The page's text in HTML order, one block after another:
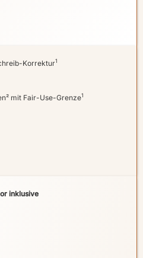
Korrektur1
mit Fair-Use-Grenze1
inklusive